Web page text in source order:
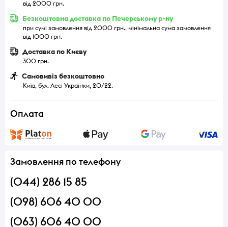
від 2000 грн.
Безкоштовна доставка по Печерському р-ну
при сумі замовлення від 2000 грн., мінімальна сума замовлення
від 1000 грн.
Доставка по Києву
300 грн.
Самовивіз безкоштовно
Київ, бул. Лесі Українки, 20/22.
Оплата
Замовлення по телефону
(044) 286 15 85
(098) 606 40 00
(063) 606 40 00